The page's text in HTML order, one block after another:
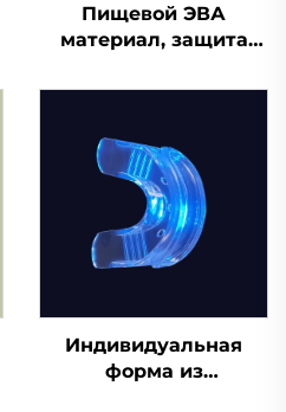
Пищевой ЭВА
материал, защита
брекетов, боксерская
защитные
спортивные капы для
зубов
Индивидуальная
форма из